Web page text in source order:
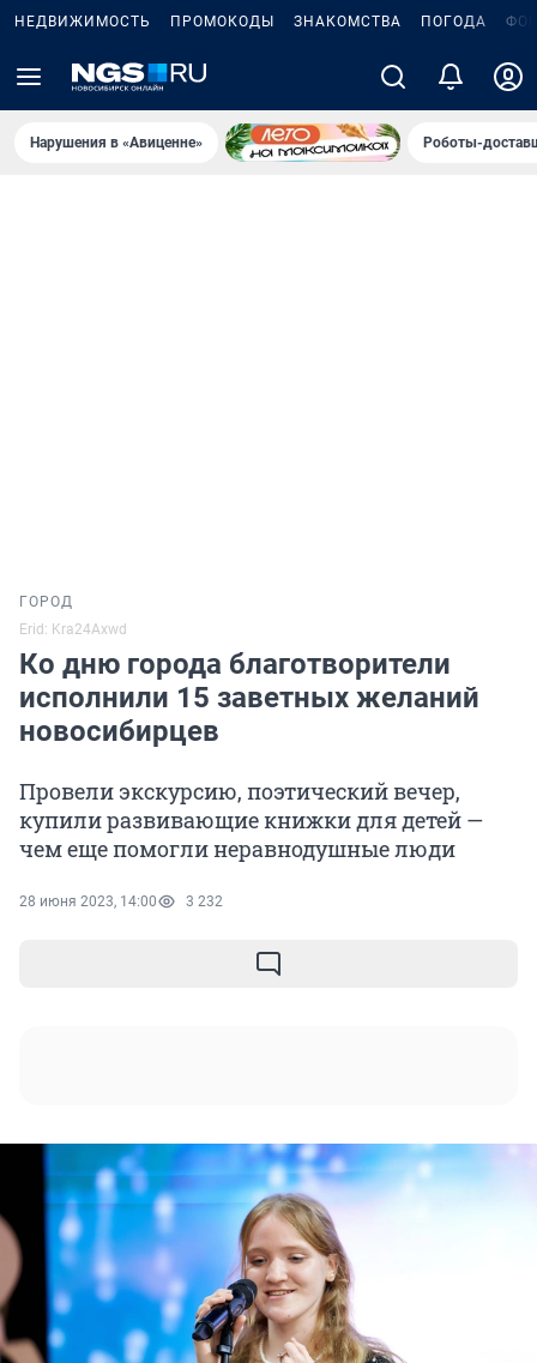
НЕДВИЖИМОСТЬ ПРОМОКОДЫ ЗНАКОМСТВА ПОГОДА
Нарушения в «Авиценне» Роботы-
ГОРОД
Erid: Kra24Axwd
Ко дню города благотворители
исполнили 15 заветных желаний
новосибирцев
Провели экскурсию, поэтический вечер,
купили развивающие книжки для детей —
чем еще помогли неравнодушные люди
28 июня 2023, 14:00 3 232